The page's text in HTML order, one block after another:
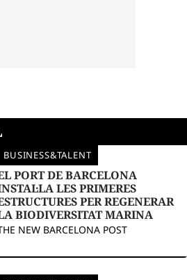
BUSINESS&TALENT
PORT DE BARCELONA
LES PRIMERES
PER REGENERAR
BIODIVERSITAT MARINA
NEW BARCELONA POST